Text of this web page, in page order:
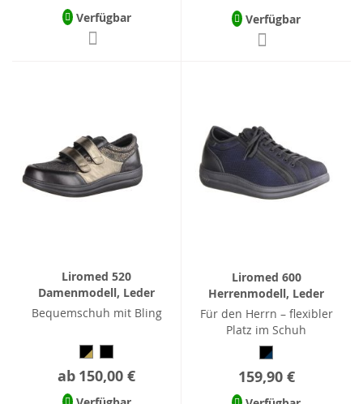
Verfügbar Verfügbar
Liromed 520
Damenmodell, Leder
Bequemschuh mit Bling
ab 150,00 €
Liromed 600
Herrenmodell, Leder
Für den Herrn – flexibler
Platz im Schuh
159,90 €